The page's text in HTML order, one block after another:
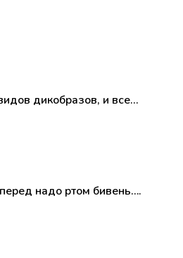
дикобразов, и все…
надо ртом бивень….